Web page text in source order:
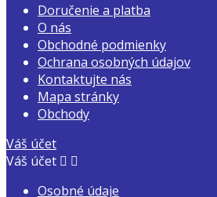
Doručenie a platba
O nás
Obchodné podmienky
Ochrana osobných údajov
Kontaktujte nás
Mapa stránky
Obchody
Váš účet
Váš účet  
Osobné údaje